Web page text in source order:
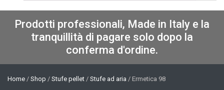
Prodotti professionali, Made in Italy e la
tranquillità di pagare solo dopo la
conferma d'ordine.
Home / Shop / Stufe pellet / Stufe ad aria / Ermetica 98